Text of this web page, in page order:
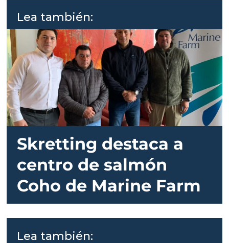
Lea también:
Skretting destaca a
centro de salmón
Coho de Marine Farm
Lea también: